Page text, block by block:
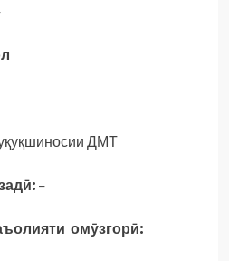
ДМТ
–
омӯзгорӣ: